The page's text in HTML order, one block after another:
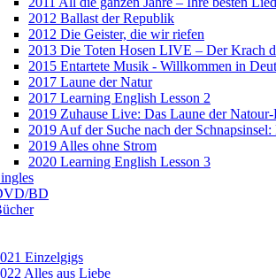
2012 Ballast der Republik
2012 Die Geister, die wir riefen
2013 Die Toten Hosen LIVE – Der Krach
2015 Entartete Musik - Willkommen in
2017 Laune der Natur
2017 Learning English Lesson 2
2019 Zuhause Live: Das Laune der
2019 Auf der Suche nach der
2019 Alles ohne Strom
2020 Learning English Lesson 3
BD
Einzelgigs
Alles aus Liebe